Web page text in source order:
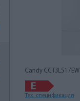
Candy CCT3L517EW
Тех. спецификация